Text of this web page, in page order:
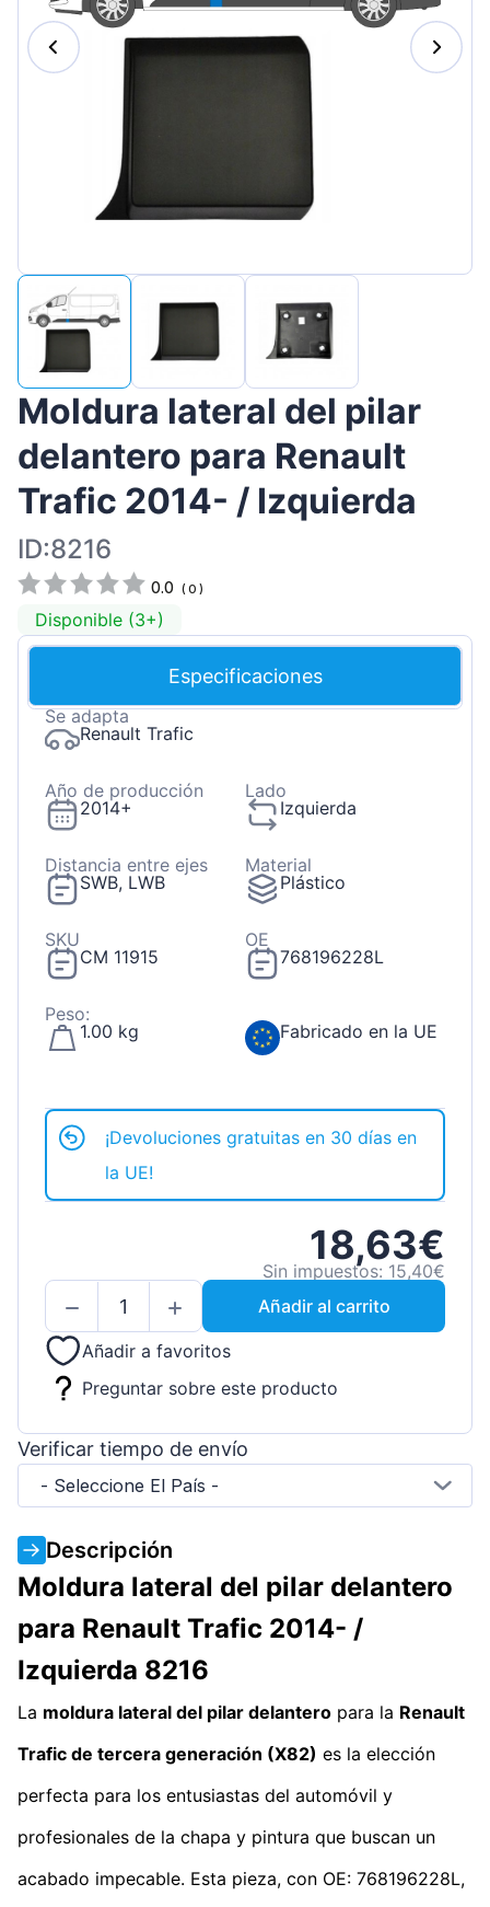
Magyar
Lietuvių
Português
Moldura lateral del pilar
delantero para Renault
Trafic 2014- / Izquierda
ID:8216
0.0 (0 )
Disponible (3+)
Especificaciones
Se adapta
Renault Trafic
Año de producción
2014+
Lado
Izquierda
Distancia entre ejes
SWB, LWB
Material
Plástico
SKU
CM 11915
OE
768196228L
Peso:
1.00 kg
Fabricado en la UE
¡Devoluciones gratuitas en 30 días en
la UE!
18,63€
Sin impuestos: 15,40€
Añadir al carrito
Añadir a favoritos
Preguntar sobre este producto
Verificar tiempo de envío
- Seleccione El País -
Descripción
Moldura lateral del pilar delantero
para Renault Trafic 2014- /
Izquierda 8216
La moldura lateral del pilar delantero para la Renault
Trafic de tercera generación (X82) es la elección
perfecta para los entusiastas del automóvil y
profesionales de la chapa y pintura que buscan un
acabado impecable. Esta pieza, con OE: 768196228L,